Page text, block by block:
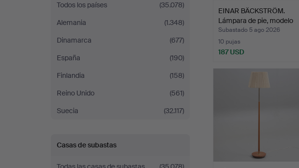
Todos los países
(35.078)
Alemania
(1.348)
Dinamarca
(677)
España
(190)
Finlandia
(158)
Reino Unido
(561)
Suecia
(32.117)
Casas de subastas
EINAR BÄCKSTRÖM.
Lámpara de pie, modelo
52…
Subastado 5 ago 2026
10 pujas
187 USD